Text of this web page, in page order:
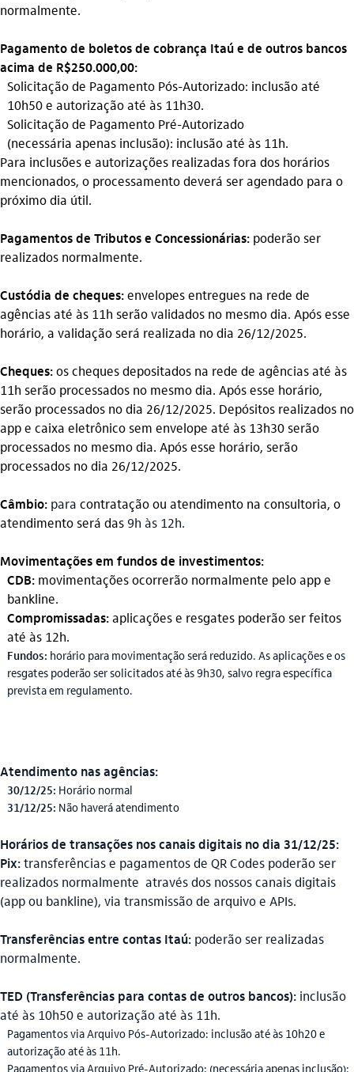
normalmente.
Pagamento de boletos de cobrança Itaú e de outros bancos
acima de R$250.000,00:
Solicitação de Pagamento Pós-Autorizado: inclusão até
10h50 e autorização até às 11h30.
Solicitação de Pagamento Pré-Autorizado
(necessária apenas inclusão): inclusão até às 11h.
Para inclusões e autorizações realizadas fora dos horários
mencionados, o processamento deverá ser agendado para o
próximo dia útil.
Pagamentos de Tributos e Concessionárias: poderão ser
realizados normalmente.
Custódia de cheques:envelopes entregues na rede de
agências até às 11h serão validados no mesmo dia. Após esse
horário, a validação será realizada no dia 26/12/2025.
Cheques:os cheques depositados na rede de agências até às
11h serão processados no mesmo dia. Após esse horário,
serão processados no dia 26/12/2025. Depósitos realizados no
app e caixa eletrônico sem envelope até às 13h30 serão
processados no mesmo dia. Após esse horário, serão
processados no dia 26/12/2025.
Câmbio: para contratação ou atendimento na consultoria, o
atendimento será das 9h às 12h.
Movimentações em fundos de investimentos:
CDB: movimentações ocorrerão normalmente pelo app e
bankline.
Compromissadas:aplicações e resgates poderão ser feitos
até às 12h.
Fundos: horário para movimentação será reduzido. As aplicações e os
resgates poderão ser solicitados até às 9h30, salvo regra específica
prevista em regulamento.
Atendimento nas agências:
30/12/25: Horário normal
31/12/25: Não haverá atendimento
Horários de transações nos canais digitais no dia 31/12/25:
Pix:transferências e pagamentos de QR Codes poderão ser
realizados normalmente através dos nossos canais digitais
(app ou bankline), via transmissão de arquivo e APIs.
Transferências entre contas Itaú: poderão ser realizadas
normalmente.
TED (Transferências para contas de outros bancos): inclusão
até às 10h50 e autorização até às 11h.
Pagamentos via Arquivo Pós-Autorizado: inclusão até às 10h20 e
autorização até às 11h.
Pagamentos via Arquivo Pré-Autorizado: (necessária apenas inclusão):